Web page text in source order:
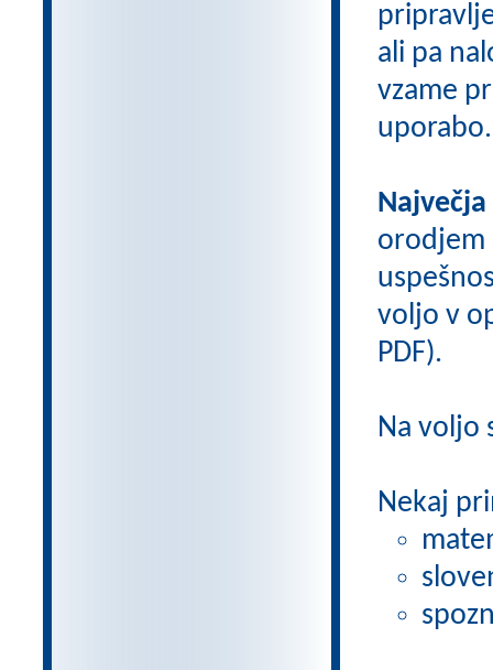
ali pa
vzame
uporabo.
orodjem
voljo v
PDF).
Na voljo
Nekaj